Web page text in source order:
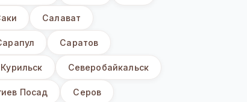
Салават
Саратов
Северобайкальск
Посад Серов